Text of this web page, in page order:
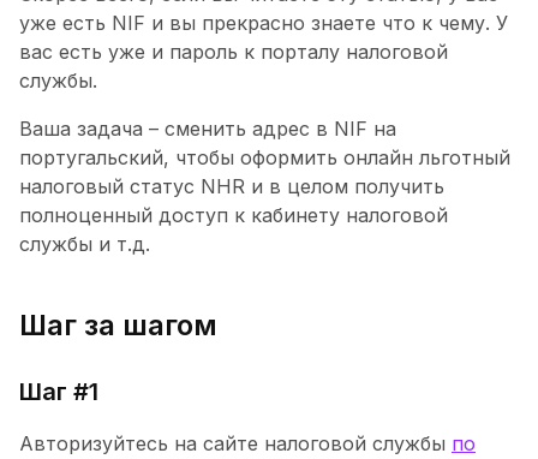
уже есть NIF и вы прекрасно знаете что к чему. У
вас есть уже и пароль к порталу налоговой
службы.
Ваша задача – сменить адрес в NIF на
португальский, чтобы оформить онлайн льготный
налоговый статус NHR и в целом получить
полноценный доступ к кабинету налоговой
службы и т.д.
Шаг за шагом
Шаг #1
Авторизуйтесь на сайте налоговой службы по